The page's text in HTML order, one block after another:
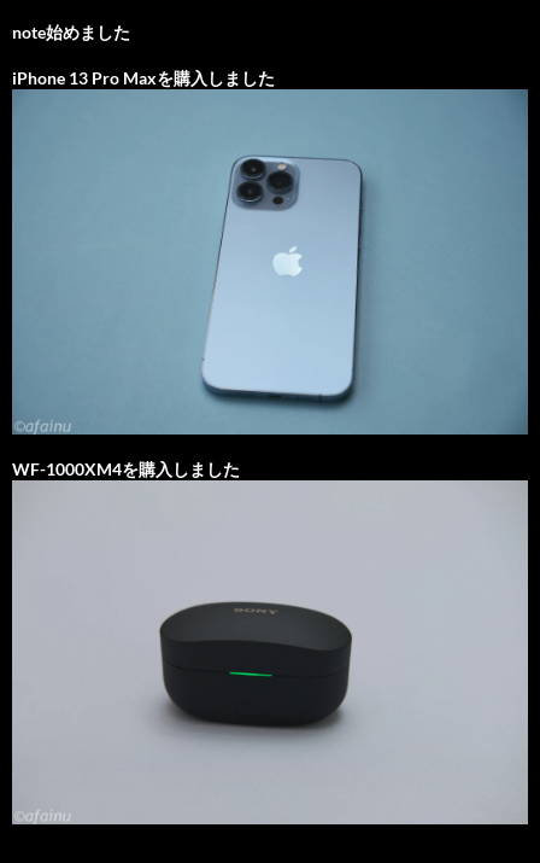
note始めました
iPhone 13 Pro Maxを購入しました
WF-1000XM4を購入しました